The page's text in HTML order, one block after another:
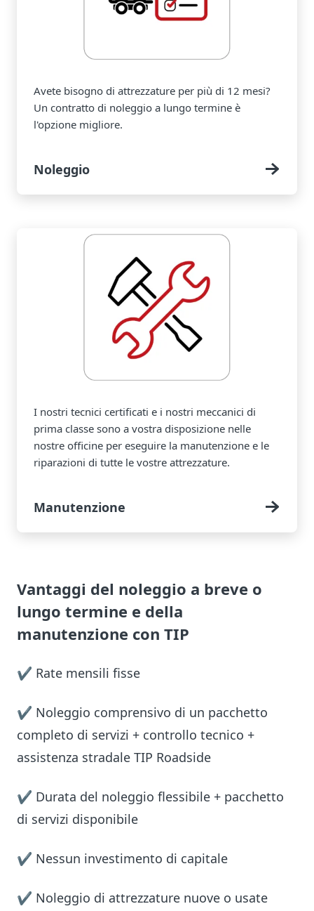
Avete bisogno di attrezzature per più di 12 mesi?
Un contratto di noleggio a lungo termine è
l'opzione migliore.
Noleggio
I nostri tecnici certificati e i nostri meccanici di
prima classe sono a vostra disposizione nelle
nostre officine per eseguire la manutenzione e le
riparazioni di tutte le vostre attrezzature.
Manutenzione
Vantaggi del noleggio a breve o
lungo termine e della
manutenzione con TIP
✔ Rate mensili fisse
✔ Noleggio comprensivo di un pacchetto
completo di servizi + controllo tecnico +
assistenza stradale TIP Roadside
✔ Durata del noleggio flessibile + pacchetto
di servizi disponibile
✔ Nessun investimento di capitale
✔ Noleggio di attrezzature nuove o usate